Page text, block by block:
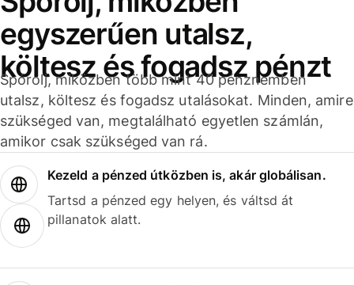
egyszerűen utalsz,
költesz és fogadsz pénzt
Spórolj, miközben több mint 40 pénznemben
utalsz, költesz és fogadsz utalásokat. Minden, amire
szükséged van, megtalálható egyetlen számlán,
amikor csak szükséged van rá.
Kezeld a pénzed útközben is, akár globálisan.
Tartsd a pénzed egy helyen, és váltsd át
pillanatok alatt.